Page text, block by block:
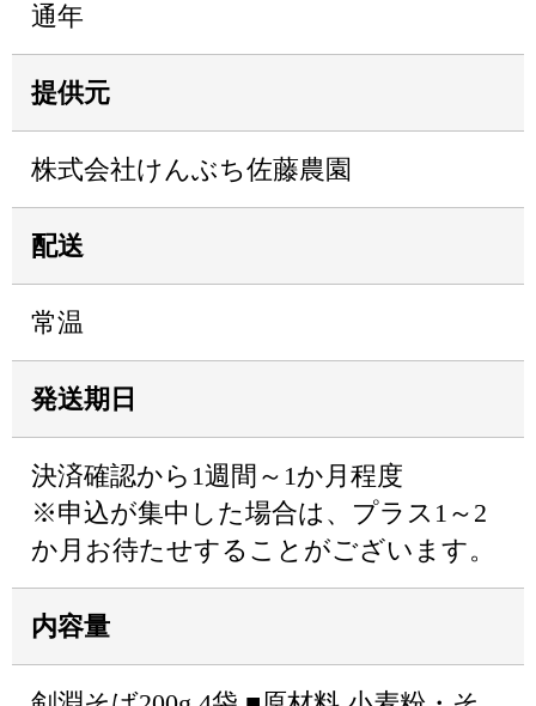
通年
提供元
株式会社けんぶち佐藤農園
配送
常温
発送期日
決済確認から1週間～1か月程度
※申込が集中した場合は、プラス1～2
か月お待たせすることがございます。
内容量